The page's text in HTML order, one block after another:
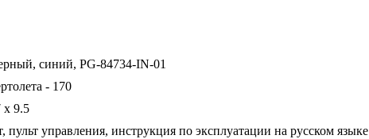
синий, PG-84734-IN-01
- 170
x 9.5
пульт управления, инструкция по эксплуатации на русском языке